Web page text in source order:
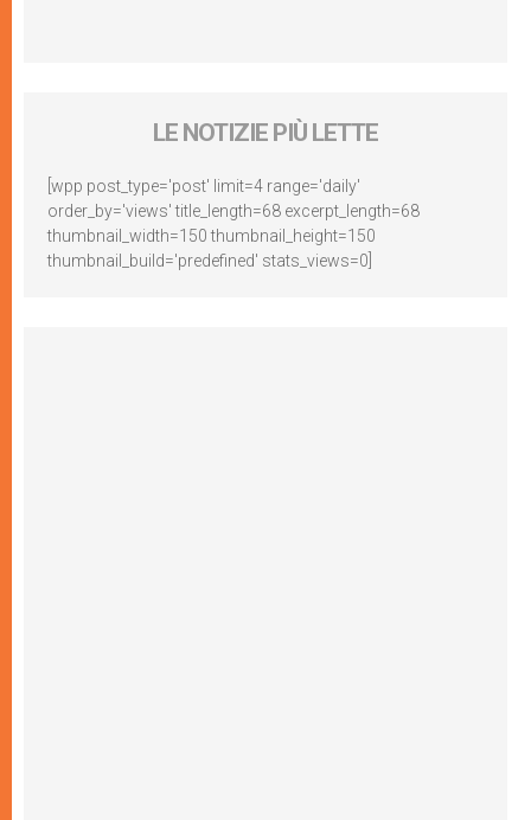
LE NOTIZIE PIÙ LETTE
[wpp post_type='post' limit=4 range='daily'
order_by='views' title_length=68 excerpt_length=68
thumbnail_width=150 thumbnail_height=150
thumbnail_build='predefined' stats_views=0]